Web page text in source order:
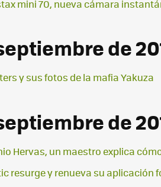
mini 70, nueva cámara
de
y sus fotos de la mafia Yakuza
de
Hervas, un maestro explica
resurge y renueva su aplicación